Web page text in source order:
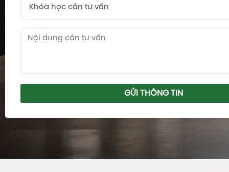
Khóa học cần tư vấn
GỬI THÔNG TIN